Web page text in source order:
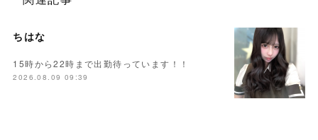
ちはな
15時から22時まで出勤待っています！！
2026.08.09 09:39